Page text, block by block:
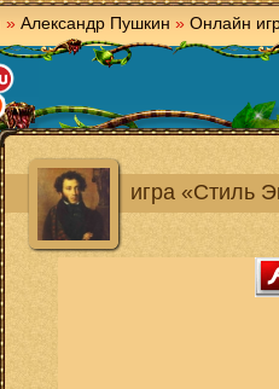
» Александр Пушкин » Онлайн
игра «Стиль